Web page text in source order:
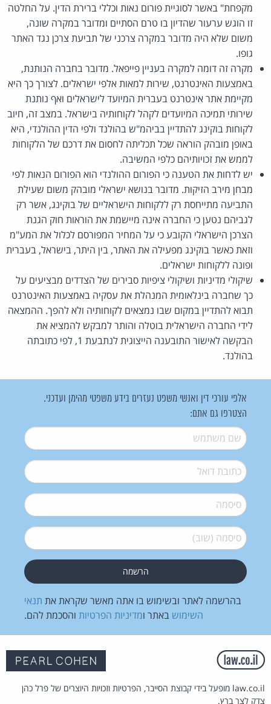
מקפחת" באשר לסוגיית פורום נאות וכללי ברירת הדין. על החלטה
זו הוגש ערעור שהדיון בו טרם הסתיים ומדובר במקרה שונה,
משום שלא היה מדובר במקרה צרכני של תביעת צרכן נגד האתר
גופו.
מקרה זה דומה למקרה בעניין פייפאל. מדובר בחברה הנותנת,
באמצעות האינטרנט, שירות למאות אלפי ישראלים. לצורך כך היא
מקיימת אתר אינטרנט בעברית המיועד לישראלים ואף נותנת
שירותי תמיכה המיועדים לקהל לקוחותיה בישראל. במצב זה, חיוב
לקוחות בוקינג להתדיין בביהמ"ש בהולנד ולפי הדין ההולנדי, היא
באופן מובהק הוראה שכל תכליתה לחסום את דרכם של הלקוחות
לממש את זכויותיהם כלפי המשיבה.
יש לדחות את הטענה כי הפורום ההולנדי הוא הפורום הנאות לפי
מבחן מירב הזיקות. מדובר בנושא ישראלי מובהק משום שעילת
התביעה מתייחסת רק ללקוחות הישראליים של בוקינג, אשר רק
לגביהם נטען כי החברה אינה מיישמת את הוראות חוק הגנת
הצרכן הישראלי הקובע כי על המחיר המפורסם לכלול את המע"מ
וזאת כאשר בוקינג מפעילה את האתר, בין היתר, בישראל, בעברית
ופונה ללקוחות ישראלים.
שיקולי מדיניות ושיקולי ציפיות סבירים של הצדדים מבציעים על
כך שחברה בינלאומית המנהלת את עסקיה באמצעות האינטרנט
תבוא להתדיין במקום שבו נמצאים לקוחותיה ולא להפך. ההמצאה
לידי החברה הישראלית בוטלה והותר למבקש להמציא את
הבקשה לאישור התובענה הייצוגית לנתבעת 1, לפי כתובתה
בהולנד.
אלפי עורכי דין ואנשי משפט נעזרים בידע משפטי מהימן ועדכני.
הצטרפו גם אתם:
שם משתמש*
דואל*
סיסמה*
סיסמה (שוב)*
בהרשמה לאתר ובשימוש בו אתה מאשר שקראת את תנאי
השימוש באתר ומדיניות הפרטיות והסכמת להם.
law.co.il מופעל בידי קבוצת הסייבר, הפרטיות וזכויות היוצרים של פרל כהן
צדק לצר ברץ.